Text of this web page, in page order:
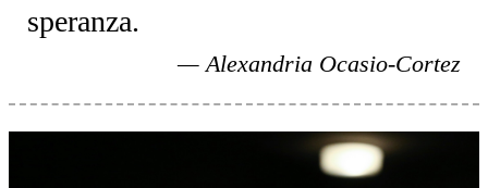
speranza.
Alexandria Ocasio-Cortez